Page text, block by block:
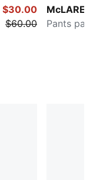
$30.00
$60.00
McLAREN
Pants para